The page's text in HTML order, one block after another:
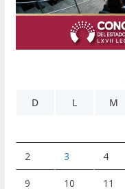
D
L M
2 3 4
9 10 11